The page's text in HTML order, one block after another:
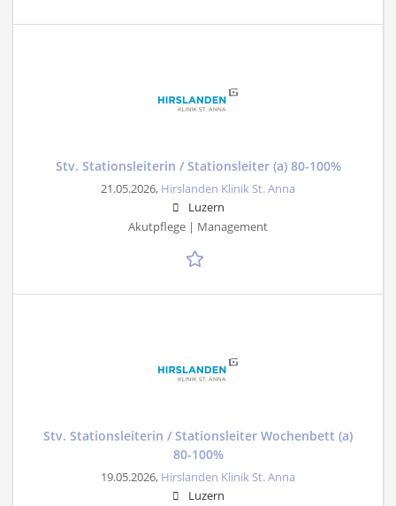
Stv. Stationsleiterin / Stationsleiter (a) 80-100%
21.05.2026, Hirslanden Klinik St. Anna
Luzern
Akutpflege | Management
Stv. Stationsleiterin / Stationsleiter Wochenbett (a)
80-100%
19.05.2026, Hirslanden Klinik St. Anna
Luzern